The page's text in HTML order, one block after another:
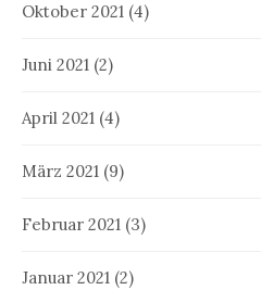
Oktober 2021 (4)
Juni 2021 (2)
April 2021 (4)
März 2021 (9)
Februar 2021 (3)
Januar 2021 (2)